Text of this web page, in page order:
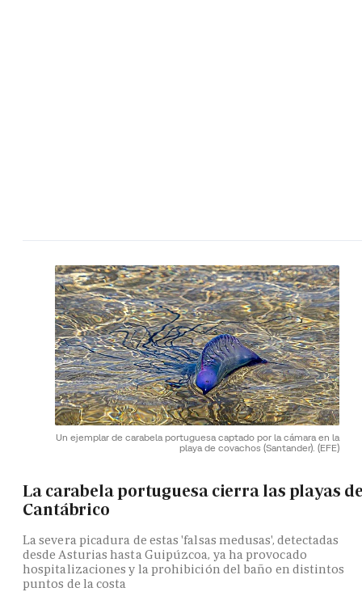
Un ejemplar de carabela portuguesa captado por la cámara en la
playa de covachos (Santander). (EFE)
La carabela portuguesa cierra las playas
Cantábrico
La severa picadura de estas 'falsas medusas', detectadas
desde Asturias hasta Guipúzcoa, ya ha provocado
hospitalizaciones y la prohibición del baño en distintos
puntos de la costa